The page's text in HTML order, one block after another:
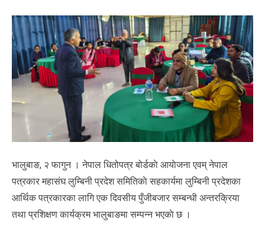
भालुबाङ, २ फागुन । नेपाल धितोपत्र बोर्डकाे आयाेजना एवम् नेपाल
पत्रकार महासंघ लुम्बिनी प्रदेश समितिकाे सहकार्यमा लुम्बिनी प्रदेशका
आर्थिक पत्रकारका लागि एक दिवसीय पुँजीबजार सम्बन्धी अन्तरक्रिया
तथा प्रशिक्षण कार्यक्रम भालुबाङमा सम्पन्न भएकाे छ ।